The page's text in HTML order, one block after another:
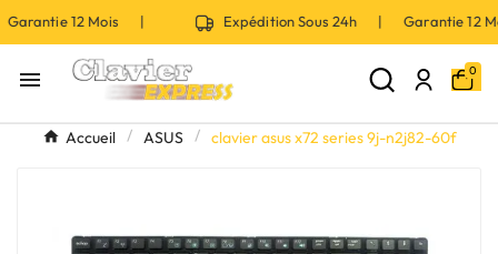
12 Mois | Expédition Sous 24h | Garantie 12
 0
Accueil ASUS clavier asus x72 series 9j-n2j82-60f